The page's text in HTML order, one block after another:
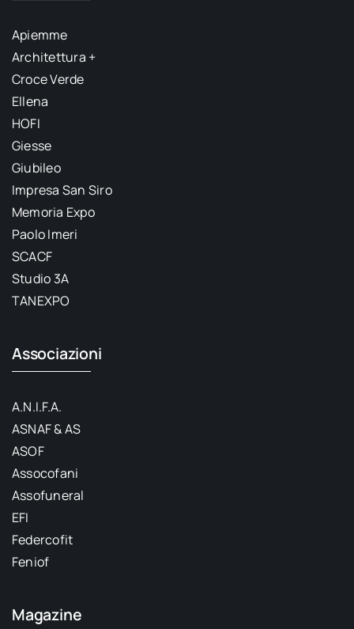
Apiemme
Architettura +
Croce Verde
Ellena
HOFI
Giesse
Giubileo
Impresa San Siro
Memoria Expo
Paolo Imeri
SCACF
Studio 3A
TANEXPO
Associazioni
A.N.I.F.A.
ASNAF & AS
ASOF
Assocofani
Assofuneral
EFI
Federcofit
Feniof
Magazine